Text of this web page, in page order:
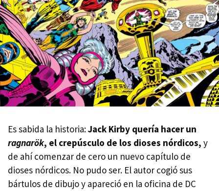
Es sabida la historia:Jack Kirby quería hacer un
ragnarök, el crepúsculo de los dioses nórdicos, y
de ahí comenzar de cero un nuevo capítulo de
dioses nórdicos. No pudo ser. El autor cogió sus
bártulos de dibujo y apareció en la oficina de DC